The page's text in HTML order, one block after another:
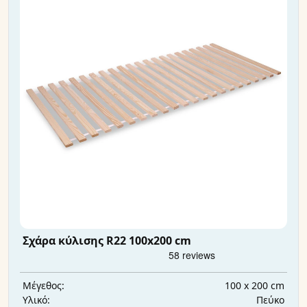
Σχάρα κύλισης R22 100x200 cm
Μέγεθος:
100 x 200 cm
Υλικό:
Πεύκο